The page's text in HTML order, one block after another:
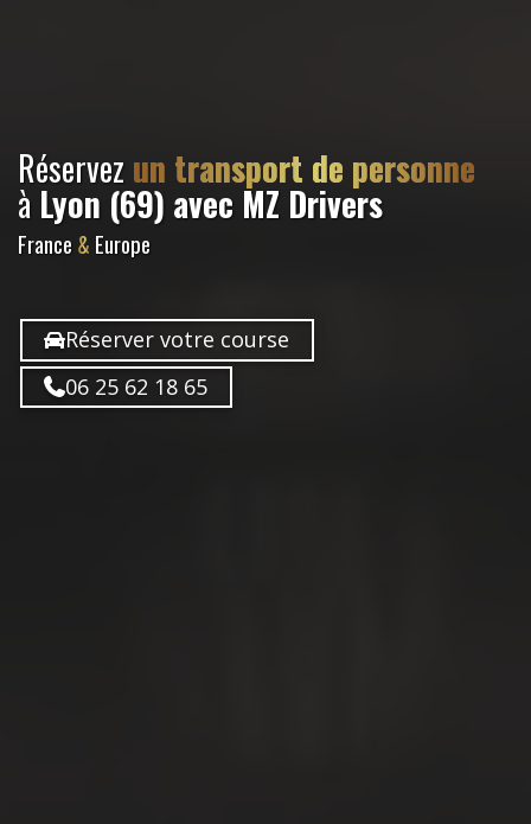
Réservez un transport de personne
à Lyon (69) avec MZ Drivers
France & Europe
Réserver votre course
06 25 62 18 65